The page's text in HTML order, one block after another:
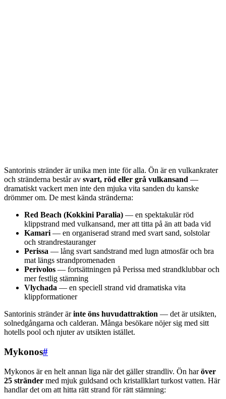
Santorinis stränder är unika men inte för alla. Ön är en vulkankrater
och stränderna består av svart, röd eller grå vulkansand —
dramatiskt vackert men inte den mjuka vita sanden du kanske
drömmer om. De mest kända stränderna:
Red Beach (Kokkini Paralia) — en spektakulär röd
klippstrand med vulkansand, mer att titta på än att bada vid
Kamari — en organiserad strand med svart sand, solstolar
och strandrestauranger
Perissa — lång svart sandstrand med lugn atmosfär och bra
mat längs strandpromenaden
Perivolos — fortsättningen på Perissa med strandklubbar och
mer festlig stämning
Vlychada — en speciell strand vid dramatiska vita
klippformationer
Santorinis stränder ärinte öns huvudattraktion — det är utsikten,
solnedgångarna och calderan. Många besökare nöjer sig med sitt
hotells pool och njuter av utsikten istället.
Mykonos#
Mykonos är en helt annan liga när det gäller strandliv. Ön haröver
25 stränder med mjuk guldsand och kristallklart turkost vatten. Här
handlar det om att hitta rätt strand för rätt stämning: